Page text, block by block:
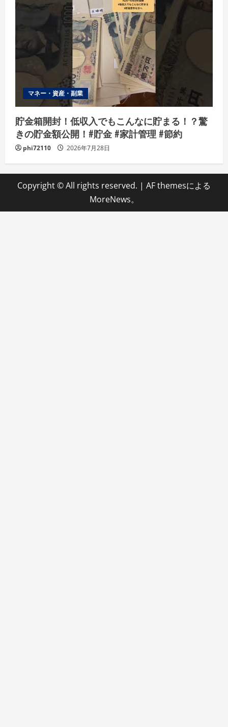
マネー・資産・副業
貯金箱開封！低収入でもこんなに貯まる！？驚
きの貯金額公開！#貯金 #家計管理 #節約
phi72110 2026年7月28日
Copyright © All rights reserved. | AF themesによる
MoreNews。